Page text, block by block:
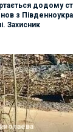
додому
з
Захисник